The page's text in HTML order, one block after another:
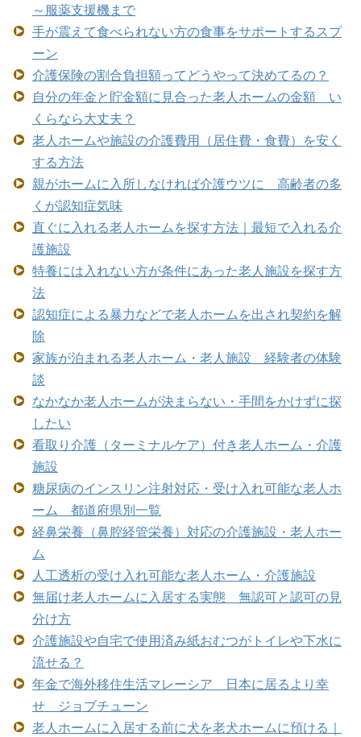
～服薬支援機まで
手が震えて食べられない方の食事をサポートするスプ
ーン
介護保険の割合負担額ってどうやって決めてるの？
自分の年金と貯金額に見合った老人ホームの金額 い
くらなら大丈夫？
老人ホームや施設の介護費用（居住費・食費）を安く
する方法
親がホームに入所しなければ介護ウツに 高齢者の多
くが認知症気味
直ぐに入れる老人ホームを探す方法｜最短で入れる介
護施設
特養には入れない方が条件にあった老人施設を探す方
法
認知症による暴力などで老人ホームを出され契約を解
除
家族が泊まれる老人ホーム・老人施設 経験者の体験
談
なかなか老人ホームが決まらない・手間をかけずに探
したい
看取り介護（ターミナルケア）付き老人ホーム・介護
施設
糖尿病のインスリン注射対応・受け入れ可能な老人ホ
ーム 都道府県別一覧
経鼻栄養（鼻腔経管栄養）対応の介護施設・老人ホー
ム
人工透析の受け入れ可能な老人ホーム・介護施設
無届け老人ホームに入居する実態 無認可と認可の見
分け方
介護施設や自宅で使用済み紙おむつがトイレや下水に
流せる？
年金で海外移住生活マレーシア 日本に居るより幸
せ ジョブチューン
老人ホームに入居する前に犬を老犬ホームに預ける｜